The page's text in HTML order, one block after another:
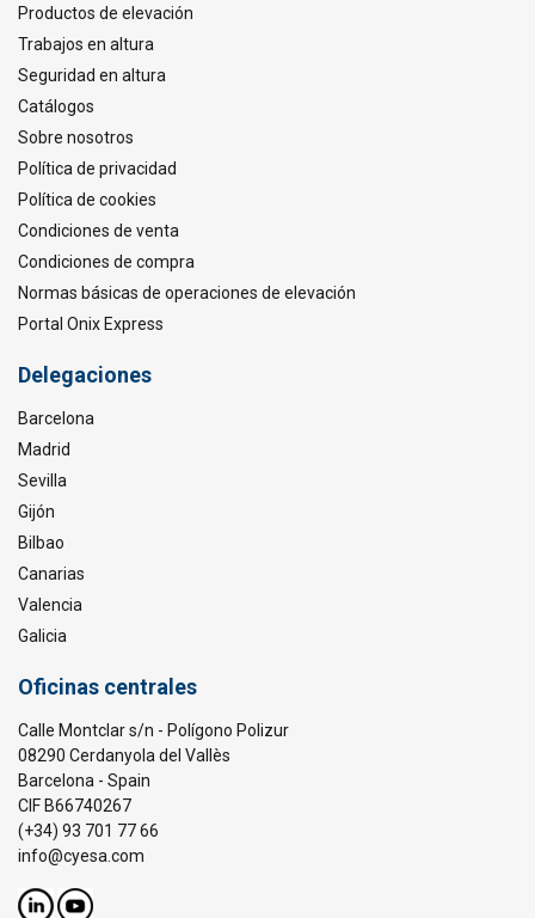
Productos de elevación
Trabajos en altura
Seguridad en altura
Catálogos
Sobre nosotros
Política de privacidad
Política de cookies
Condiciones de venta
Condiciones de compra
Normas básicas de operaciones de elevación
Portal Onix Express
Delegaciones
Barcelona
Madrid
Sevilla
Gijón
Bilbao
Canarias
Valencia
Galicia
Oficinas centrales
Calle Montclar s/n - Polígono Polizur
08290 Cerdanyola del Vallès
Barcelona - Spain
CIF B66740267
(+34) 93 701 77 66
info@cyesa.com